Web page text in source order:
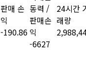
판매 손
익
-190.86
동력 /
판매손
익
-6627
24시간
래량